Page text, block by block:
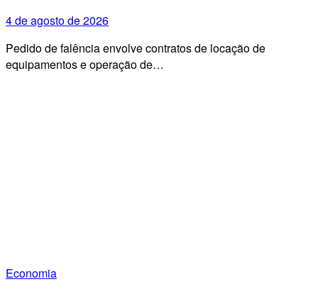
4 de agosto de 2026
Pedido de falência envolve contratos de locação de
equipamentos e operação de…
Economia